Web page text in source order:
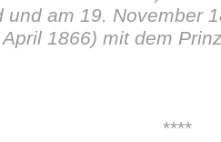
und am 19. November
1866) mit dem
****